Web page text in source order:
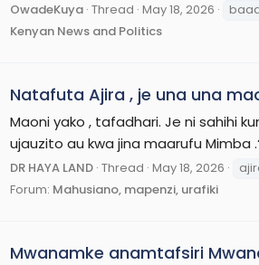
OwadeKuya Thread May 18, 2026
Kenyan News and Politics
Natafuta Ajira , je una una
Maoni yako , tafadhari. Je ni sahihi
ujauzito au kwa jina maarufu Mimba
DR HAYA LAND Thread May 18, 2026
Forum: Mahusiano, mapenzi, urafiki
Mwanamke anamtafsiri